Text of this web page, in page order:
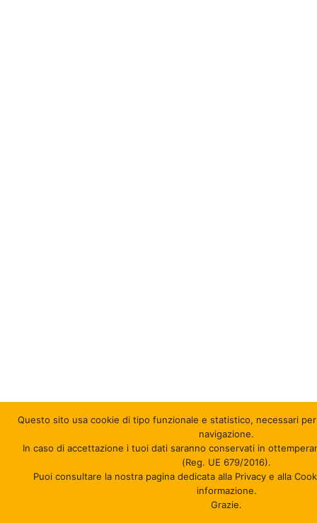
Questo sito usa cookie di tipo funzionale e statistico, necessari
navigazione.
In caso di accettazione i tuoi dati saranno conservati in
(Reg. UE 679/2016).
Puoi consultare la nostra pagina dedicata alla Privacy e alla
informazione.
Grazie.